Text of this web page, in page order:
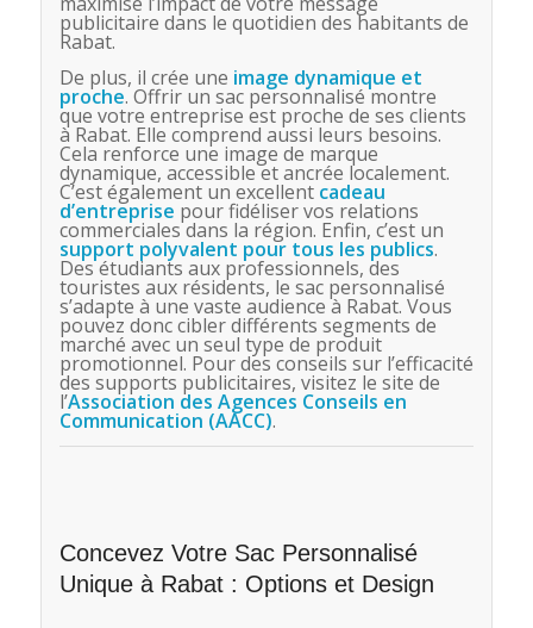
publicitaire dans le quotidien des habitants de
Rabat.
De plus, il crée une image dynamique et
proche. Offrir un sac personnalisé montre
que votre entreprise est proche de ses clients
à Rabat. Elle comprend aussi leurs besoins.
Cela renforce une image de marque
dynamique, accessible et ancrée localement.
C’est également un excellent cadeau
d’entreprise pour fidéliser vos relations
commerciales dans la région. Enfin, c’est un
support polyvalent pour tous les publics.
Des étudiants aux professionnels, des
touristes aux résidents, le sac personnalisé
s’adapte à une vaste audience à Rabat. Vous
pouvez donc cibler différents segments de
marché avec un seul type de produit
promotionnel. Pour des conseils sur l’efficacité
des supports publicitaires, visitez le site de
l’Association des Agences Conseils en
Communication (AACC).
Concevez Votre Sac Personnalisé
Unique à Rabat : Options et Design